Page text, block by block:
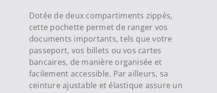
Dotée de deux compartiments zippés,
cette pochette permet de ranger vos
documents importants, tels que votre
passeport, vos billets ou vos cartes
bancaires, de manière organisée et
facilement accessible. Par ailleurs, sa
ceinture ajustable et élastique assure un